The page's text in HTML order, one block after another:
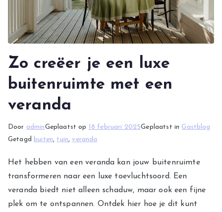
Zo creëer je een luxe
buitenruimte met een
veranda
Door adminGeplaatst op 18 februari 2025Geplaatst in Gastblog
Getagd buiten, tuin,veranda
Het hebben van een veranda kan jouw buitenruimte
transformeren naar een luxe toevluchtsoord. Een
veranda biedt niet alleen schaduw, maar ook een fijne
plek om te ontspannen. Ontdek hier hoe je dit kunt